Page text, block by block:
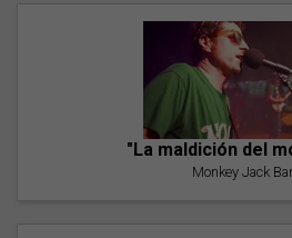
"La maldición del
Monkey Jack